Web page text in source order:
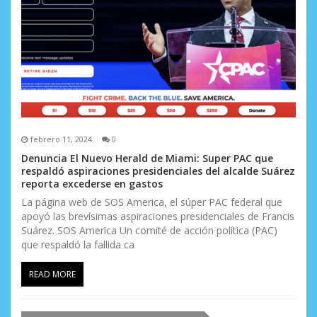
t
r
a
d
a
s febrero 11, 2024 0
Denuncia El Nuevo Herald de Miami: Super PAC que
respaldó aspiraciones presidenciales del alcalde Suárez
reporta excederse en gastos
La página web de SOS America, el súper PAC federal que
apoyó las brevísimas aspiraciones presidenciales de Francis
Suárez. SOS America Un comité de acción política (PAC)
que respaldó la fallida ca
READ MORE